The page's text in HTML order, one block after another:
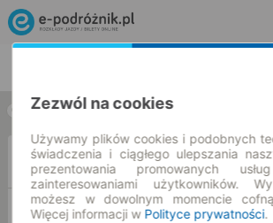
w obie strony
Z
DO
Zezwól na cookies
Używamy plików cookies i podobnych
świadczenia i ciągłego ulepszania
prezentowania promowanych
zainteresowaniami użytkowników.
możesz w dowolnym momencie
Więcej informacji w Polityce prywatności.